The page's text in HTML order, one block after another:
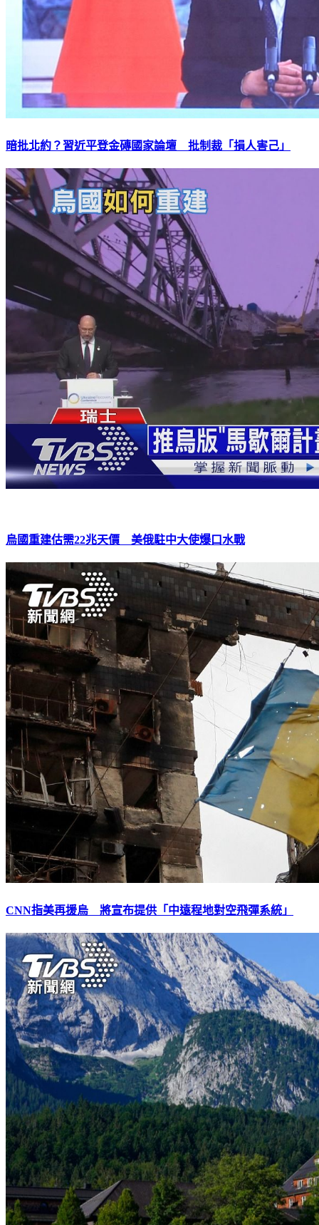
暗批北約？習近平登金磚國家論壇 批制裁「損人害己」
烏國重建估需22兆天價 美俄駐中大使爆口水戰
CNN指美再援烏 將宣布提供「中遠程地對空飛彈系統」